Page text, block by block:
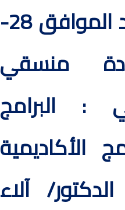
الجودة يوم الأحد الموافق 28-
السادة منسقي
: البرامج
الأكاديمية
آلاء